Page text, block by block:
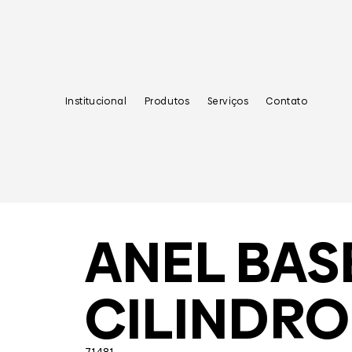
Institucional Produtos Serviços Contato
ANEL
CILINDRO